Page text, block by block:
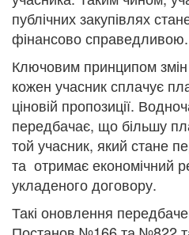
публічних закупівлях
фінансово справедливою.
Ключовим принципом змін
кожен учасник сплачує
ціновій пропозиції.
передбачає, що більшу
той учасник, який стане
та отримає економічний
укладеного договору.
Такі оновлення